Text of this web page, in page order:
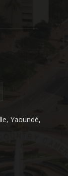
Yaoundé,